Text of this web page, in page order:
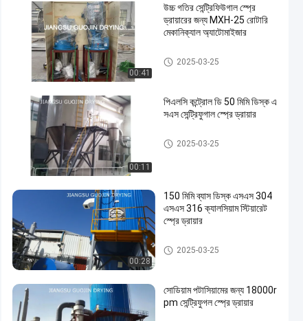
00:41
উচ্চ গতির সেন্ট্রিফিউগাল স্প্রে
ড্রায়ারের জন্য MXH-25 রোটারি
মেকানিক্যাল অ্যাটোমাইজার
শুকনো মেশিন স্প্রে
2025-03-25
00:11
পিএলসি কন্ট্রোল ডি 50 মিমি ডিস্ক এ
সএস সেন্ট্রিফুগাল স্প্রে ড্রায়ার
শুকনো মেশিন স্প্রে
2025-03-25
00:28
150 মিমি ব্যাস ডিস্ক এসএস 304
এসএস 316 ক্যালসিয়াম স্টিয়ারেট
স্প্রে ড্রায়ার
শুকনো মেশিন স্প্রে
2025-03-25
সোডিয়াম পটাসিয়ামের জন্য 18000r
pm সেন্ট্রিফুগল স্প্রে ড্রায়ার